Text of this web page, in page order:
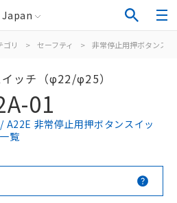
Japan
ゴリ > セーフティ > 非常停止用押ボタンスイ
ッチ（φ22/φ25）
01
非常停止用押ボタンスイッ
覧